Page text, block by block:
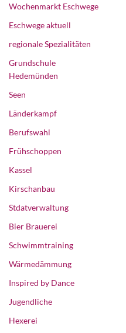
Wochenmarkt Eschwege
Eschwege aktuell
regionale Spezialitäten
Grundschule
Hedemünden
Seen
Länderkampf
Berufswahl
Frühschoppen
Kassel
Kirschanbau
Stdatverwaltung
Bier Brauerei
Schwimmtraining
Wärmedämmung
Inspired by Dance
Jugendliche
Hexerei